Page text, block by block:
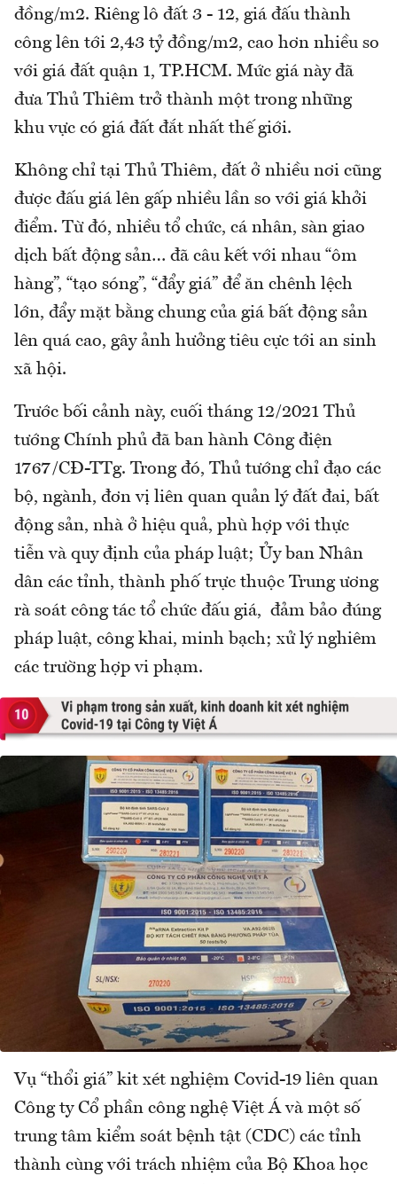
đồng/m2. Riêng lô đất 3 - 12, giá đấu thành
công lên tới 2,43 tỷ đồng/m2, cao hơn nhiều so
với giá đất quận 1, TP.HCM. Mức giá này đã
đưa Thủ Thiêm trở thành một trong những
khu vực có giá đất đắt nhất thế giới.
Không chỉ tại Thủ Thiêm, đất ở nhiều nơi cũng
được đấu giá lên gấp nhiều lần so với giá khởi
điểm. Từ đó, nhiều tổ chức, cá nhân, sàn giao
dịch bất động sản… đã câu kết với nhau “ôm
hàng”, “tạo sóng”, “đẩy giá” để ăn chênh lệch
lớn, đẩy mặt bằng chung của giá bất động sản
lên quá cao, gây ảnh hưởng tiêu cực tới an sinh
xã hội.
Trước bối cảnh này, cuối tháng 12/2021 Thủ
tướng Chính phủ đã ban hành Công điện
1767/CĐ-TTg. Trong đó, Thủ tướng chỉ đạo các
bộ, ngành, đơn vị liên quan quản lý đất đai, bất
động sản, nhà ở hiệu quả, phù hợp với thực
tiễn và quy định của pháp luật; Ủy ban Nhân
dân các tỉnh, thành phố trực thuộc Trung ương
rà soát công tác tổ chức đấu giá, đảm bảo đúng
pháp luật, công khai, minh bạch; xử lý nghiêm
các trường hợp vi phạm.
Vụ “thổi giá” kit xét nghiệm Covid-19 liên quan
Công ty Cổ phần công nghệ Việt Á và một số
trung tâm kiểm soát bệnh tật (CDC) các tỉnh
thành cùng với trách nhiệm của Bộ Khoa học